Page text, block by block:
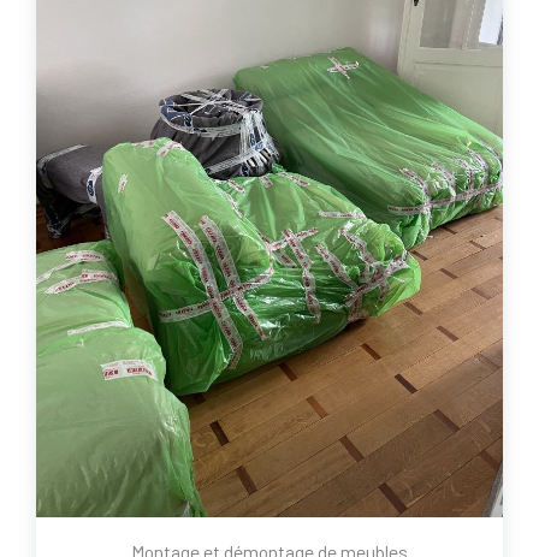
Montage et démontage de meubles